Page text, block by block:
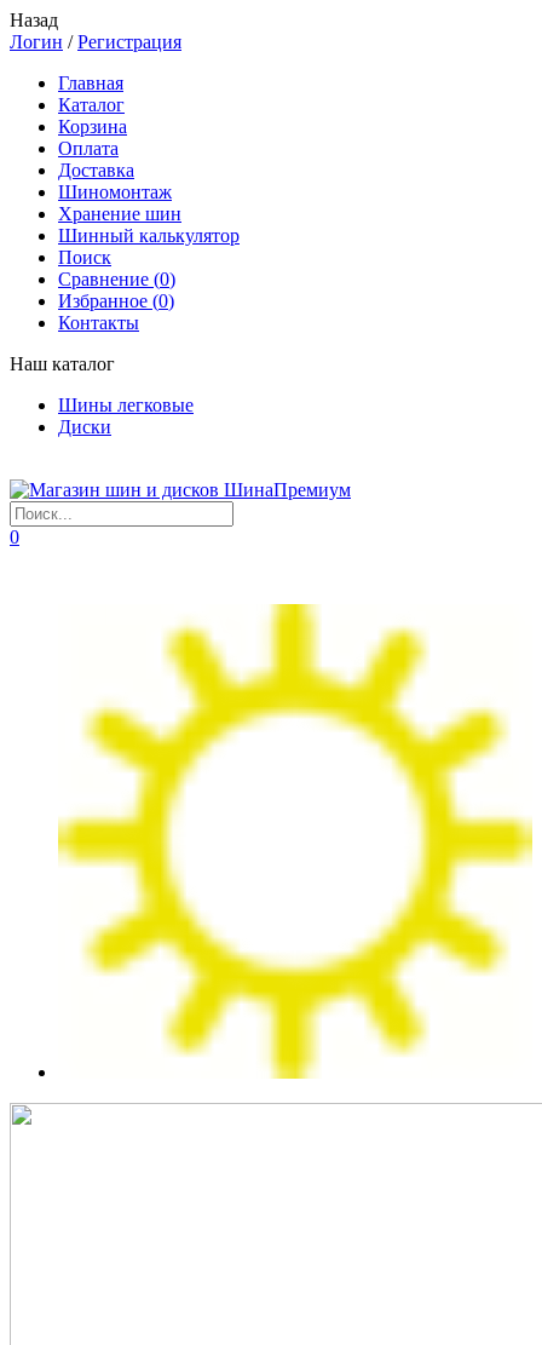
Назад
Логин /Регистрация
Главная
Каталог
Корзина
Оплата
Доставка
Шиномонтаж
Хранение шин
Шинный калькулятор
Поиск
Сравнение (0)
Избранное (0)
Контакты
Наш каталог
Шины легковые
Диски
0